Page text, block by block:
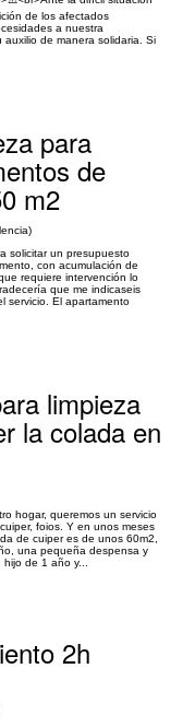
de los afectados
a nuestra
de manera solidaria. Si
para
de
m2
solicitar un presupuesto
con acumulación de
requiere intervención lo
que me indicaseis
servicio. El apartamento
limpieza
la colada en
hogar, queremos un servicio
foios. Y en unos meses
de cuiper es de unos 60m2,
una pequeña despensa y
de 1 año y...
2h